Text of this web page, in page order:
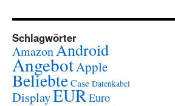
Schlagwörter
AmazonAndroid
AngebotApple
BeliebteCase Datenkabel
DisplayEUREuro